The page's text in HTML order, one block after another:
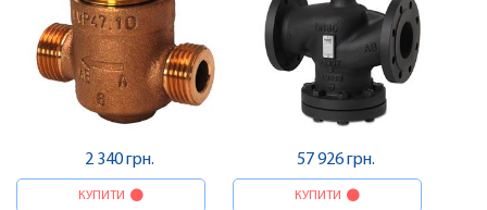
2 340 грн.
КУПИТИ
57 926 грн.
КУПИТИ